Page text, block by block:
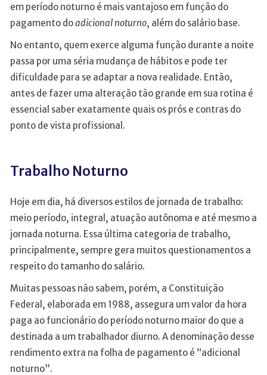
em período noturno é mais vantajoso em função do
pagamento doadicional noturno, além do salário base.
No entanto, quem exerce alguma função durante a noite
passa por uma séria mudança de hábitos e pode ter
dificuldade para se adaptar a nova realidade. Então,
antes de fazer uma alteração tão grande em sua rotina é
essencial saber exatamente quais os prós e contras do
ponto de vista profissional.
Trabalho Noturno
Hoje em dia, há diversos estilos de jornada de trabalho:
meio período, integral, atuação autônoma e até mesmo a
jornada noturna. Essa última categoria de trabalho,
principalmente, sempre gera muitos questionamentos a
respeito do tamanho do salário.
Muitas pessoas não sabem, porém, a Constituição
Federal, elaborada em 1988, assegura um valor da hora
paga ao funcionário do período noturno maior do que a
destinada a um trabalhador diurno. A denominação desse
rendimento extra na folha de pagamento é “adicional
noturno”.